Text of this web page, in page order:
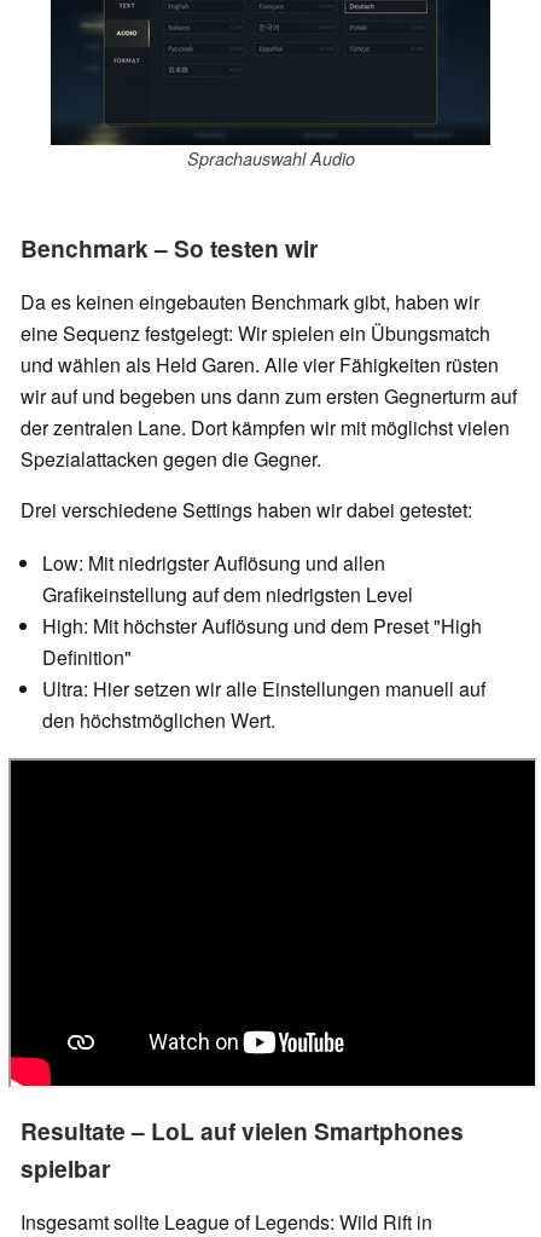
Sprachauswahl Audio
Benchmark – So testen wir
Da es keinen eingebauten Benchmark gibt, haben wir
eine Sequenz festgelegt: Wir spielen ein Übungsmatch
und wählen als Held Garen. Alle vier Fähigkeiten rüsten
wir auf und begeben uns dann zum ersten Gegnerturm auf
der zentralen Lane. Dort kämpfen wir mit möglichst vielen
Spezialattacken gegen die Gegner.
Drei verschiedene Settings haben wir dabei getestet:
Low: Mit niedrigster Auflösung und allen
Grafikeinstellung auf dem niedrigsten Level
High: Mit höchster Auflösung und dem Preset "High
Definition"
Ultra: Hier setzen wir alle Einstellungen manuell auf
den höchstmöglichen Wert.
Resultate – LoL auf vielen Smartphones
spielbar
Insgesamt sollte League of Legends: Wild Rift in